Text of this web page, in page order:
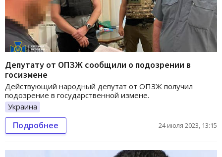
Депутату от ОПЗЖ сообщили о подозрении в
госизмене
Действующий народный депутат от ОПЗЖ получил
подозрение в государственной измене.
Украина
Подробнее 24 июля 2023, 13:15